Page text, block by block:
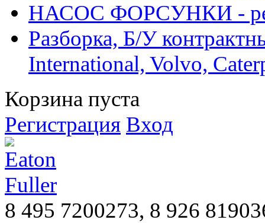
НАСОС ФОРСУНКИ -
Разборка, Б/У
International, Volvo,
Корзина пуста
Регистрация Вход
8 495 7200273, 8 926